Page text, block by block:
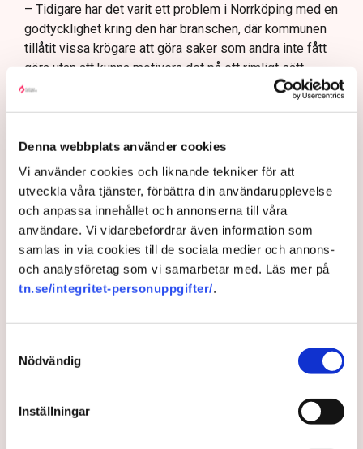
Denna webbplats använder cookies
Vi använder cookies och liknande tekniker för att
utveckla våra tjänster, förbättra din användarupplevelse
och anpassa innehållet och annonserna till våra
användare. Vi vidarebefordrar även information som
samlas in via cookies till de sociala medier och annons-
och analysföretag som vi samarbetar med. Läs mer på
tn.se/integritet-personuppgifter/.
Nödvändig
Inställningar
– Tidigare har det varit ett problem i Norrköping med en
godtycklighet kring den här branschen, där kommunen
tillåtit vissa krögare att göra saker som andra inte fått
göra utan att kunna motivera det på ett rimligt sätt,
säger Johan Gustafsson, Svenskt Näringslivs
Upprörda företagare
I korthet innebär förändringen att en del av det som
kallas allmän platsmark ändras till att bli så kallad
kvartersmark. Allmän platsmark är till för allmänheten
och kan bara upplåtas för annan verksamhet, till
exempel en uteservering, under begränsad tid och får
inte ha alltför omfattande konstruktioner som väggar
och inglasning.
som inte varit öppna och sådana är inte tillåtna på
offentlig mark. Därför görs förändringarna, säger Maria
Egebäck, enhetschef på driftstöd och service i
Förändringen från allmän platsmark till kvartersmark